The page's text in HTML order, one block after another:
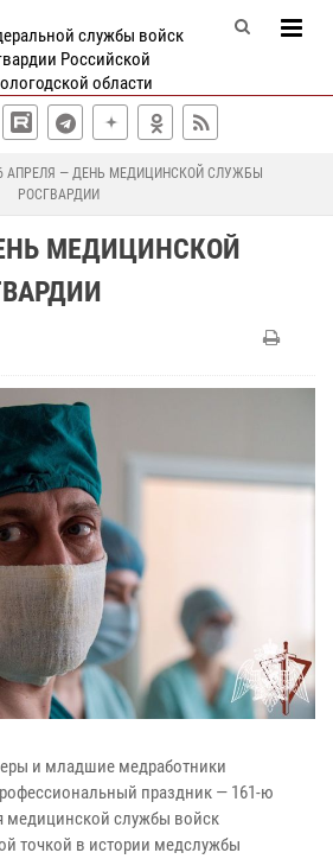
службы войск
Российской
области
АПРЕЛЯ — ДЕНЬ МЕДИЦИНСКОЙ СЛУЖБЫ
РОСГВАРДИИ
МЕДИЦИНСКОЙ
и младшие медработники
праздник — 161-ю
медицинской службы войск
точкой в истории медслужбы